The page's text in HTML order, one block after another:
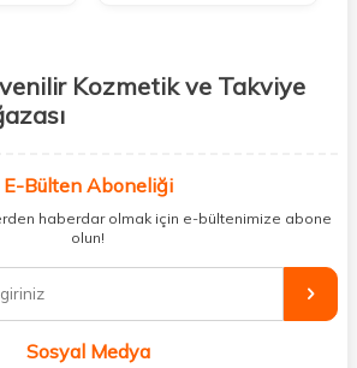
Kozmetik ve Takviye
edici gıda ürünlerini sizlerle
mağaza dolaşmanıza gerek yok;
tek bir çatı altında topluyor ve kapınıza kadar
sağlık ürünleriyle güzelliğinizi tamamlayabilir,
için güvenilir takviye edici gıdalara
ürünü uygun fiyat ve hızlı kargo avantajıyla
E-Bülten Aboneliği
haberdar olmak için e-bültenimize abone
olun!
Sosyal Medya